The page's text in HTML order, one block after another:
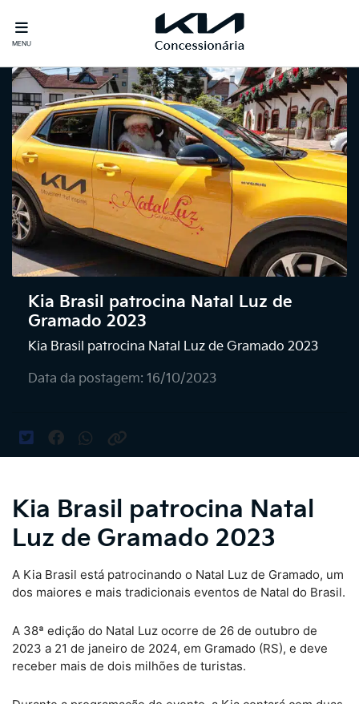
MENU
Kia Brasil patrocina Natal Luz de
Gramado 2023
Kia Brasil patrocina Natal Luz de Gramado 2023
Data da postagem: 16/10/2023
Kia Brasil patrocina Natal
Luz de Gramado 2023
A Kia Brasil está patrocinando o Natal Luz de Gramado, um
dos maiores e mais tradicionais eventos de Natal do Brasil.
A 38ª edição do Natal Luz ocorre de 26 de outubro de
2023 a 21 de janeiro de 2024, em Gramado (RS), e deve
receber mais de dois milhões de turistas.